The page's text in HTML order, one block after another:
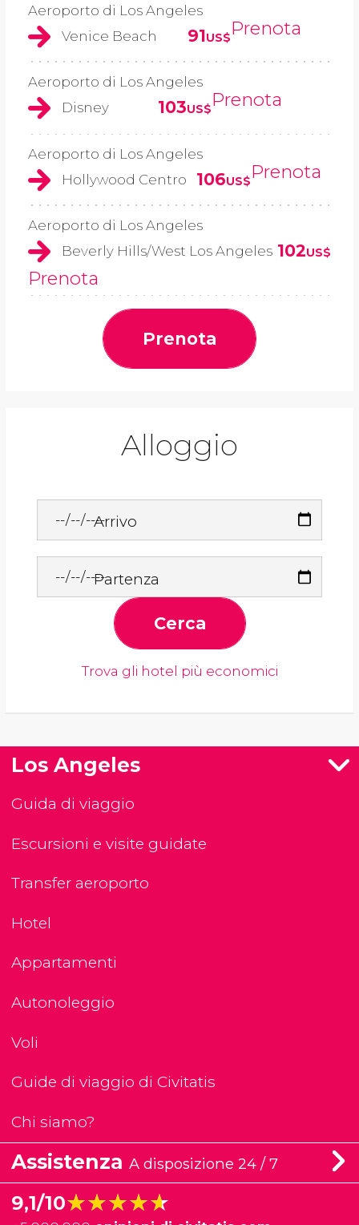
Aeroporto di Los Angeles
Venice Beach
91US$Prenota
Aeroporto di Los Angeles
Disney
103US$Prenota
Aeroporto di Los Angeles
Hollywood Centro
106US$Prenota
Aeroporto di Los Angeles
Beverly Hills/West Los Angeles 102US$
Prenota
Prenota
Alloggio
Arrivo
Partenza
Cerca
Trova gli hotel più economici
Los Angeles
Guida di viaggio
Escursioni e visite guidate
Transfer aeroporto
Hotel
Appartamenti
Autonoleggio
Voli
Guide di viaggio di Civitatis
Chi siamo?
Assistenza A disposizione 24 / 7
9,1/10★★★★★
★★★★★